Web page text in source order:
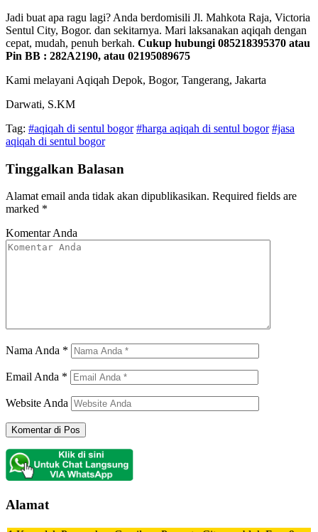
Jadi buat apa ragu lagi? Anda berdomisili Jl. Mahkota Raja, Victoria
Sentul City, Bogor. dan sekitarnya. Mari laksanakan aqiqah dengan
cepat, mudah, penuh berkah. Cukup hubungi 085218395370 atau
Pin BB : 282A2190, atau 02195089675
Kami melayani Aqiqah Depok, Bogor, Tangerang, Jakarta
Darwati, S.KM
Tag: #aqiqah di sentul bogor #harga aqiqah di sentul bogor #jasa
aqiqah di sentul bogor
Tinggalkan Balasan
Alamat email anda tidak akan dipublikasikan. Required fields are
marked *
Komentar Anda
Nama Anda *
Email Anda *
Website Anda
Alamat